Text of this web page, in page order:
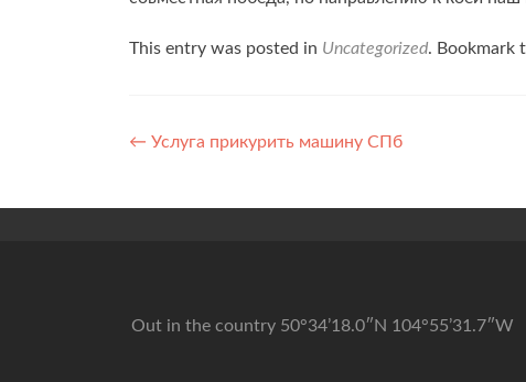
This entry was posted in Uncategorized. Bookmark
Post navigation
← Услуга прикурить машину СПб
Out in the country 50°34’18.0″N 104°55’31.7″W